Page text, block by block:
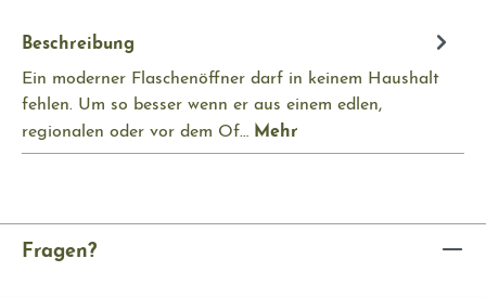
Beschreibung
Ein moderner Flaschenöffner darf in keinem Haushalt
fehlen. Um so besser wenn er aus einem edlen,
regionalen oder vor dem Of… Mehr
Fragen?